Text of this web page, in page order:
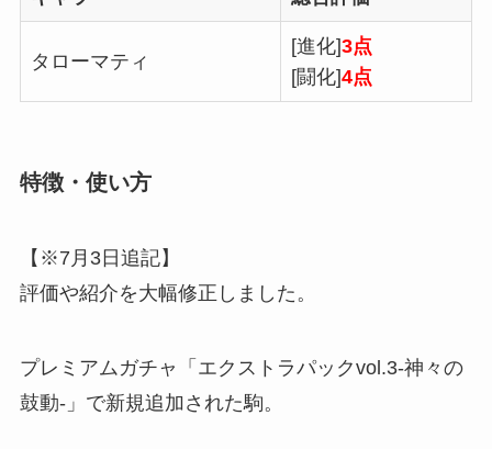
タローマティ
[進化]3点
[闘化]4点
特徴・使い方
【※7月3日追記】
評価や紹介を大幅修正しました。
プレミアムガチャ「エクストラパックvol.3-神々の
鼓動-」で新規追加された駒。